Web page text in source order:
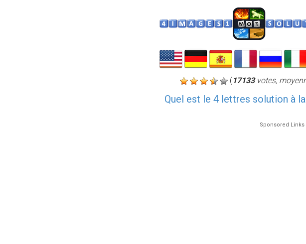
(17133votes,
Quel est le 4 lettres solution à
Sponsored Links